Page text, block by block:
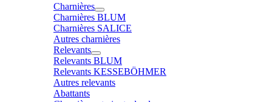
Charnières
Charnières BLUM
Charnières SALICE
Autres charnières
Relevants
Relevants BLUM
Relevants KESSEBÖHMER
Autres relevants
Abattants